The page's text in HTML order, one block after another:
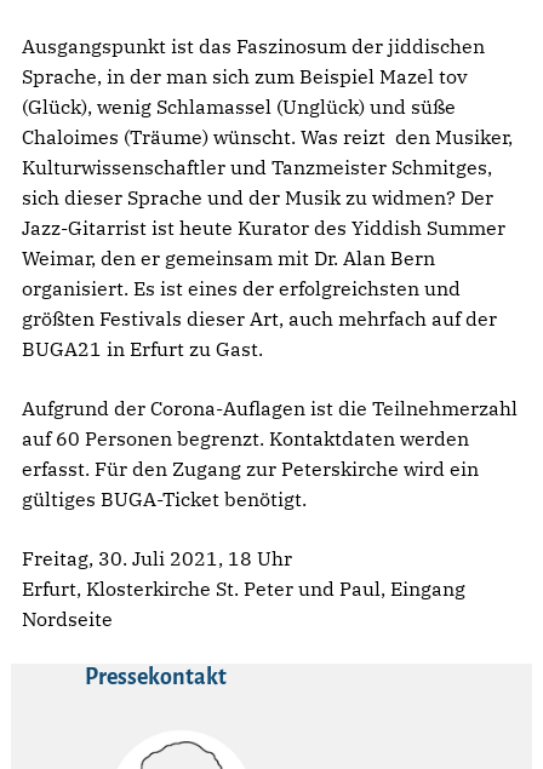
Ausgangspunkt ist das Faszinosum der jiddischen
Sprache, in der man sich zum Beispiel Mazel tov
(Glück), wenig Schlamassel (Unglück) und süße
Chaloimes (Träume) wünscht. Was reizt den Musiker,
Kulturwissenschaftler und Tanzmeister Schmitges,
sich dieser Sprache und der Musik zu widmen? Der
Jazz-Gitarrist ist heute Kurator des Yiddish Summer
Weimar, den er gemeinsam mit Dr. Alan Bern
organisiert. Es ist eines der erfolgreichsten und
größten Festivals dieser Art, auch mehrfach auf der
BUGA21 in Erfurt zu Gast.
Aufgrund der Corona-Auflagen ist die Teilnehmerzahl
auf 60 Personen begrenzt. Kontaktdaten werden
erfasst. Für den Zugang zur Peterskirche wird ein
gültiges BUGA-Ticket benötigt.
Freitag, 30. Juli 2021, 18 Uhr
Erfurt, Klosterkirche St. Peter und Paul, Eingang
Nordseite
Pressekontakt